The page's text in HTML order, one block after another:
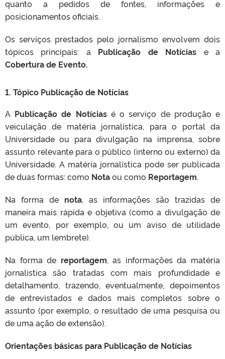
quanto a pedidos de fontes, informações e
posicionamentos oficiais.
Os serviços prestados pelo jornalismo envolvem dois
tópicos principais: a Publicação de Notícias e a
Cobertura de Evento.
1. Tópico Publicação de Notícias
A Publicação de Notícias é o serviço de produção e
veiculação de matéria jornalística, para o portal da
Universidade ou para divulgação na imprensa, sobre
assunto relevante para o público (interno ou externo) da
Universidade. A matéria jornalística pode ser publicada
de duas formas: como Notaou como Reportagem.
Na forma de nota, as informações são trazidas de
maneira mais rápida e objetiva (como a divulgação de
um evento, por exemplo, ou um aviso de utilidade
pública, um lembrete).
Na forma de reportagem, as informações da matéria
jornalística são tratadas com mais profundidade e
detalhamento, trazendo, eventualmente, depoimentos
de entrevistados e dados mais completos sobre o
assunto (por exemplo, o resultado de uma pesquisa ou
de uma ação de extensão).
Orientações básicas para Publicação de Notícias